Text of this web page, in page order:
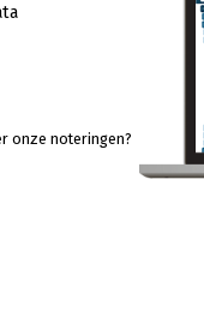
onze noteringen?